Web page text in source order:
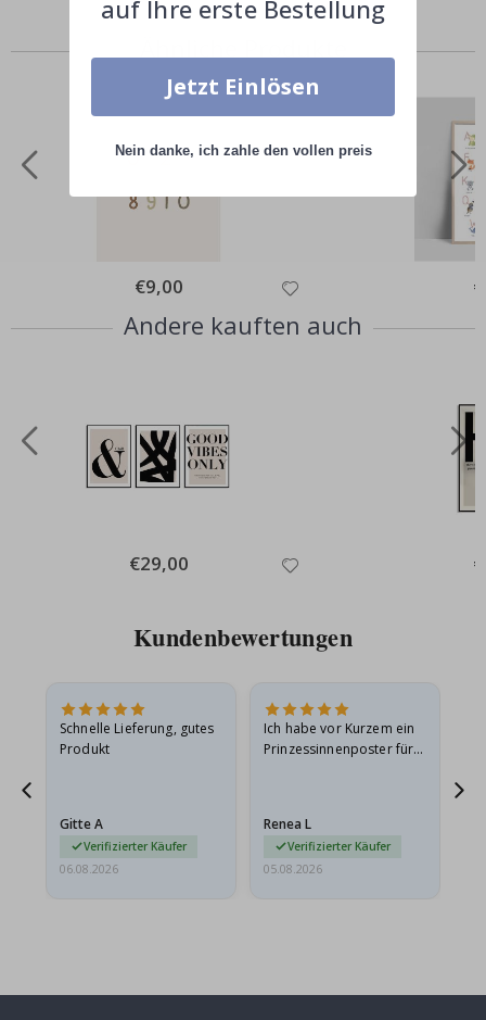
Special
Price
€9,00
Andere kauften auch
Special
Price
€29,00
Kundenbewertungen
Schnelle Lieferung, gutes
Produkt
Gitte A
Verifizierter Käufer
06.08.2026
Ich habe vor Kurzem ein
Prinzessinnenposter für
beschädigt…
Renea L
Verifizierter Käufer
05.08.2026
auf Ihre erste Bestellung
Jetzt Einlösen
Nein danke, ich zahle den vollen preis